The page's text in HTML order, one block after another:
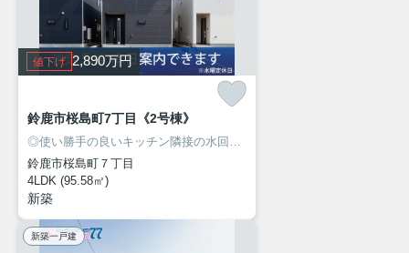
値下げ 2,890万円
鈴鹿市桜島町7丁目《2号棟》
◎使い勝手の良いキッチン隣接の水回り！
鈴鹿市桜島町７丁目
4LDK (95.58㎡)
新築
新築一戸建